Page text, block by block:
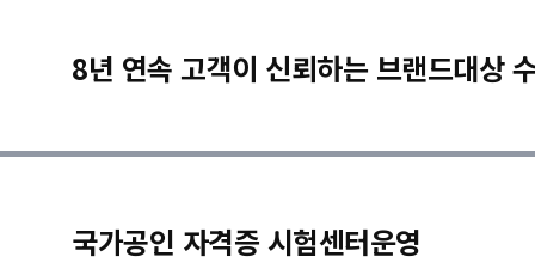
8년 연속 고객이 신뢰하는 브랜드대상
국가공인 자격증 시험센터운영